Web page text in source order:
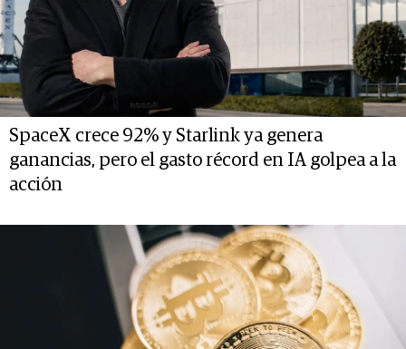
SpaceX crece 92% y Starlink ya genera
ganancias, pero el gasto récord en IA golpea a la
acción